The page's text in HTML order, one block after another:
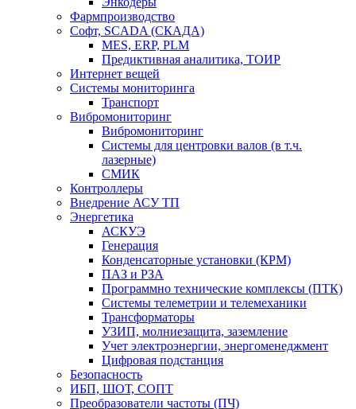
Фармпроизводство
Софт, SCADA (СКАДА)
MES, ERP, PLM
Предиктивная аналитика, ТОИР
Интернет вещей
Системы мониторинга
Транспорт
Вибромониторинг
Вибромониторинг
Системы для центровки валов (в т.ч.
лазерные)
СМИК
Контроллеры
Внедрение АСУ ТП
Энергетика
АСКУЭ
Генерация
Конденсаторные установки (КРМ)
ПАЗ и РЗА
Программно технические комплексы (ПТК)
Системы телеметрии и телемеханики
Трансформаторы
УЗИП, молниезащита, заземление
Учет электроэнергии, энергоменеджмент
Цифровая подстанция
Безопасность
ИБП, ШОТ, СОПТ
Преобразователи частоты (ПЧ)